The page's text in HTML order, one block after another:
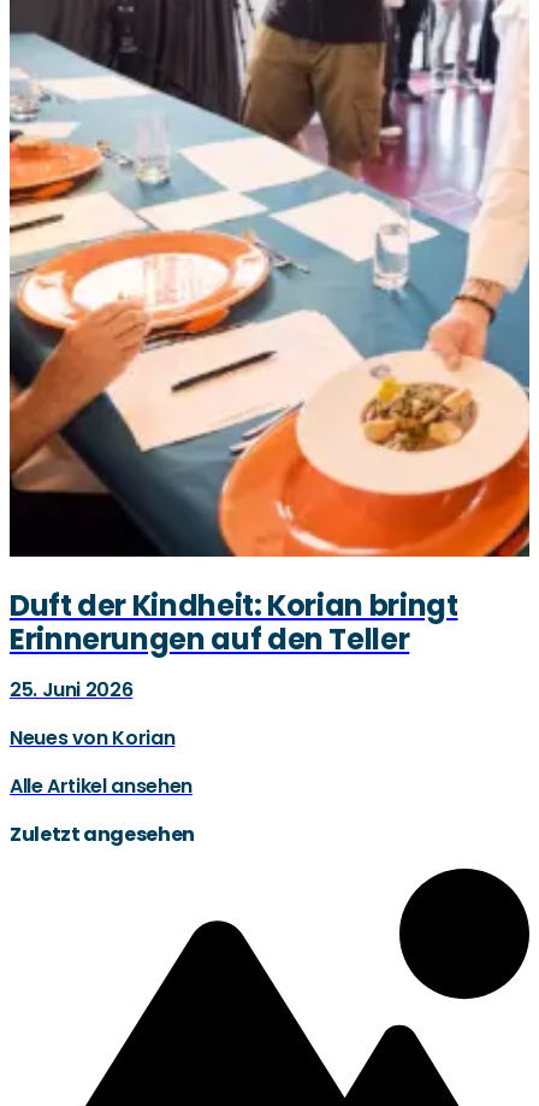
Duft der Kindheit: Korian bringt
Erinnerungen auf den Teller
25. Juni 2026
Neues von Korian
Alle Artikel ansehen
Zuletzt angesehen